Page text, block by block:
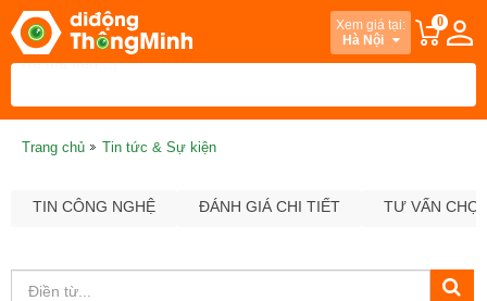
Xem giá tại:
Hà Nội
0
Trang chủ Tin tức & Sự kiện
TIN CÔNG NGHỆ ĐÁNH GIÁ CHI TIẾT TƯ VẤN